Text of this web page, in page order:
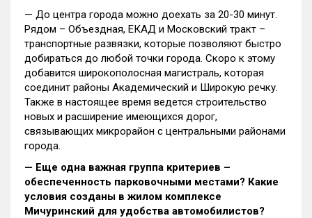
— До центра города можно доехать за 20-30 минут.
Рядом – Объездная, ЕКАД и Московский тракт –
транспортные развязки, которые позволяют быстро
добираться до любой точки города. Скоро к этому
добавится широкополосная магистраль, которая
соединит районы Академический и Широкую речку.
Также в настоящее время ведется строительство
новых и расширение имеющихся дорог,
связывающих микрорайон с центральными районами
города.
— Еще одна важная группа критериев –
обеспеченность парковочными местами? Какие
условия созданы в жилом комплексе
Мичуринский для удобства автомобилистов?